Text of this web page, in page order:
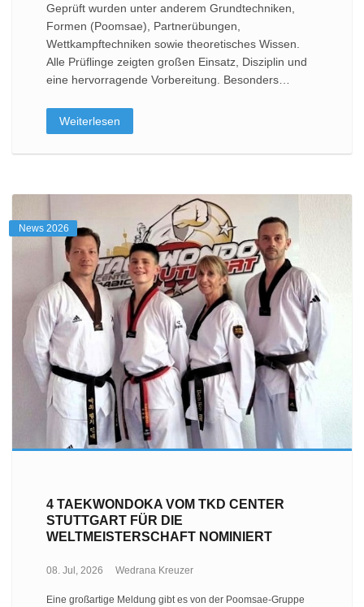
Geprüft wurden unter anderem Grundtechniken,
Formen (Poomsae), Partnerübungen,
Wettkampftechniken sowie theoretisches Wissen.
Alle Prüflinge zeigten großen Einsatz, Disziplin und
eine hervorragende Vorbereitung. Besonders…
Weiterlesen
News 2026
4 TAEKWONDOKA VOM TKD CENTER
STUTTGART FÜR DIE
WELTMEISTERSCHAFT NOMINIERT
08. Jul, 2026 Wedrana Kreuzer
Eine großartige Meldung gibt es von der Poomsae-Gruppe